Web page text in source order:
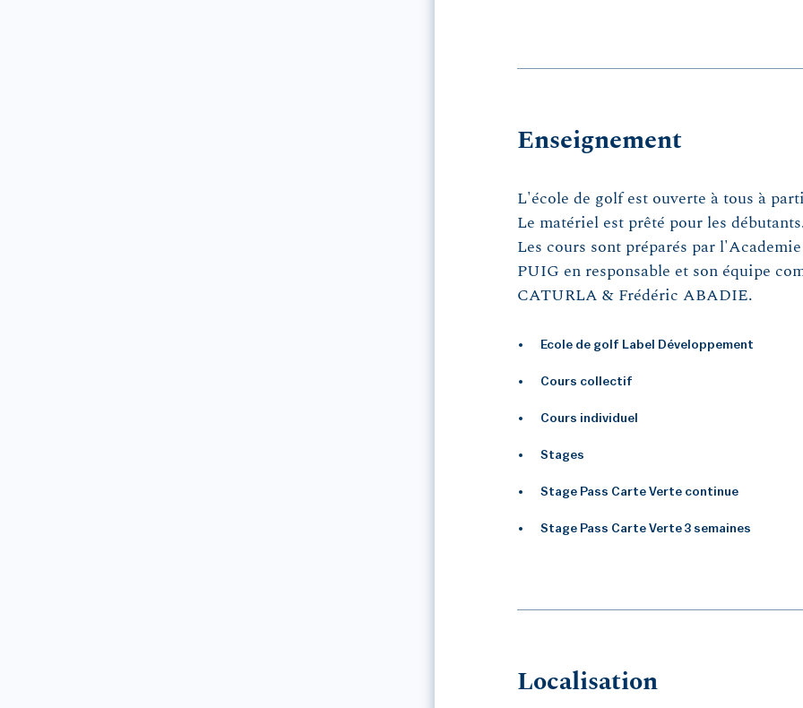
Enseignement
L'école de golf est ouverte à tous à
Le matériel est prêté pour les
Les cours sont préparés par
PUIG en responsable et son équipe
CATURLA & Frédéric ABADIE.
Ecole de golf Label Développement
Cours collectif
Cours individuel
Stages
Stage Pass Carte Verte continue
Stage Pass Carte Verte 3 semaines
Localisation